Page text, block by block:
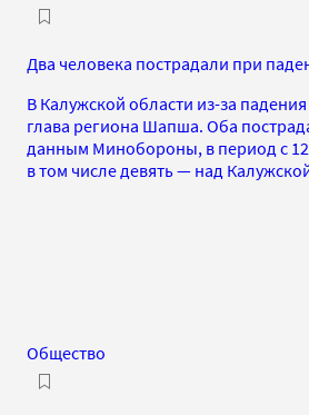
Два человека пострадали при
В Калужской области из-за
глава региона Шапша. Оба
данным Минобороны, в период с
в том числе девять — над
Общество